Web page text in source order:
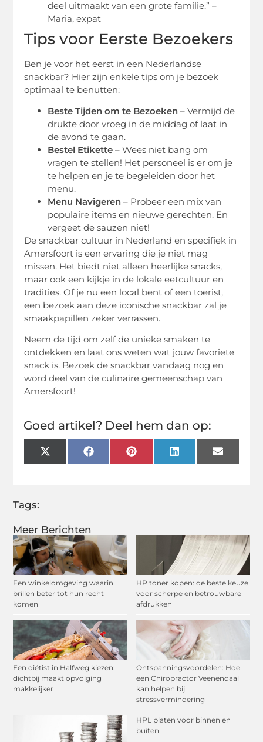
Meer Berichten
Een winkelomgeving waarin
brillen beter tot hun recht
komen
HP toner kopen: de beste keuze
voor scherpe en betrouwbare
afdrukken
Een diëtist in Halfweg kiezen:
dichtbij maakt opvolging
makkelijker
Ontspanningsvoordelen: Hoe
een Chiropractor Veenendaal
kan helpen bij
stressvermindering
HPL platen voor binnen en
buiten
deel uitmaakt van een grote familie.” –
Maria, expat
Tips voor Eerste Bezoekers
Ben je voor het eerst in een Nederlandse
snackbar? Hier zijn enkele tips om je bezoek
optimaal te benutten:
Beste Tijden om te Bezoeken – Vermijd de
drukte door vroeg in de middag of laat in
de avond te gaan.
Bestel Etikette – Wees niet bang om
vragen te stellen! Het personeel is er om je
te helpen en je te begeleiden door het
menu.
Menu Navigeren – Probeer een mix van
populaire items en nieuwe gerechten. En
vergeet de sauzen niet!
De snackbar cultuur in Nederland en specifiek in
Amersfoort is een ervaring die je niet mag
missen. Het biedt niet alleen heerlijke snacks,
maar ook een kijkje in de lokale eetcultuur en
tradities. Of je nu een local bent of een toerist,
een bezoek aan deze iconische snackbar zal je
smaakpapillen zeker verrassen.
Neem de tijd om zelf de unieke smaken te
ontdekken en laat ons weten wat jouw favoriete
snack is. Bezoek de snackbar vandaag nog en
word deel van de culinaire gemeenschap van
Amersfoort!
Goed artikel? Deel hem dan op:
X
(Twitter)
FacebookPinterestLinkedInEmail
Tags: